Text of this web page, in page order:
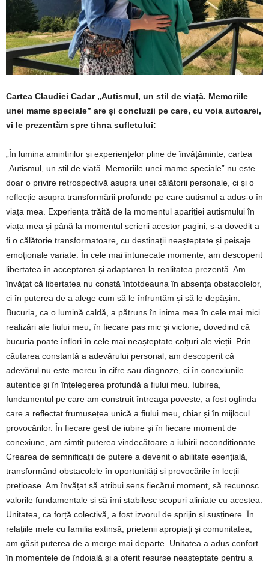
Cartea Claudiei Cadar „Autismul, un stil de viață. Memoriile
unei mame speciale” are și concluzii pe care, cu voia autoarei,
vi le prezentăm spre tihna sufletului:
„În lumina amintirilor și experiențelor pline de învățăminte, cartea
„Autismul, un stil de viață. Memoriile unei mame speciale” nu este
doar o privire retrospectivă asupra unei călătorii personale, ci și o
reflecție asupra transformării profunde pe care autismul a adus-o în
viața mea. Experiența trăită de la momentul apariției autismului în
viața mea și până la momentul scrierii acestor pagini, s-a dovedit a
fi o călătorie transformatoare, cu destinații neașteptate și peisaje
emoționale variate. În cele mai întunecate momente, am descoperit
libertatea în acceptarea și adaptarea la realitatea prezentă. Am
învățat că libertatea nu constă întotdeauna în absența obstacolelor,
ci în puterea de a alege cum să le înfruntăm și să le depășim.
Bucuria, ca o lumină caldă, a pătruns în inima mea în cele mai mici
realizări ale fiului meu, în fiecare pas mic și victorie, dovedind că
bucuria poate înflori în cele mai neașteptate colțuri ale vieții. Prin
căutarea constantă a adevărului personal, am descoperit că
adevărul nu este mereu în cifre sau diagnoze, ci în conexiunile
autentice și în înțelegerea profundă a fiului meu. Iubirea,
fundamentul pe care am construit întreaga poveste, a fost oglinda
care a reflectat frumusețea unică a fiului meu, chiar și în mijlocul
provocărilor. În fiecare gest de iubire și în fiecare moment de
conexiune, am simțit puterea vindecătoare a iubirii necondiționate.
Crearea de semnificații de putere a devenit o abilitate esențială,
transformând obstacolele în oportunități și provocările în lecții
prețioase. Am învățat să atribui sens fiecărui moment, să recunosc
valorile fundamentale și să îmi stabilesc scopuri aliniate cu acestea.
Unitatea, ca forță colectivă, a fost izvorul de sprijin și susținere. În
relațiile mele cu familia extinsă, prietenii apropiați și comunitatea,
am găsit puterea de a merge mai departe. Unitatea a adus confort
în momentele de îndoială și a oferit resurse neașteptate pentru a